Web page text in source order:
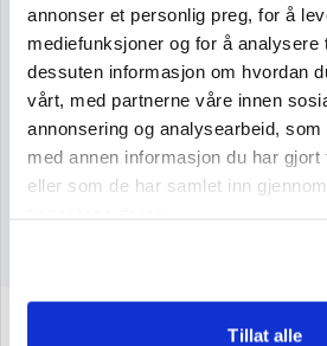
annonser et personlig preg, for å
mediefunksjoner og for å
dessuten informasjon om hvordan
vårt, med partnerne våre innen
annonsering og analysearbeid,
med annen informasjon du har gjort
eller som de har samlet inn
Tillat alle
Fat
0
Saturated Fatty Acids
0
Carbohydrates
72
Sugars
57
Protein
6,2